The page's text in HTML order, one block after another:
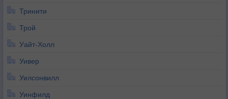
Тринити
Трой
Уайт-Холл
Уивер
Уилсонвилл
Уинфилд